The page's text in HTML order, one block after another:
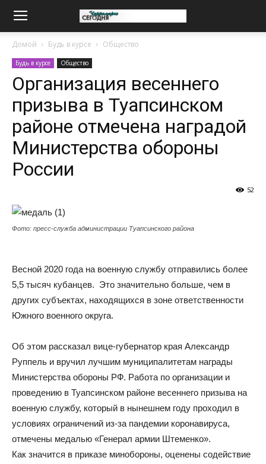
Домой Будь в курсе Общество
Будь в курсе Общество
Организация весеннего
призыва в Туапсинском
районе отмечена наградой
Министерства обороны
России
52
Фото: пресс-служба администрации Туапсинского района
Весной 2020 года на военную службу отправились более
5,5 тысяч кубанцев. Это значительно больше, чем в
других субъектах, находящихся в зоне ответственности
Южного военного округа.
Об этом рассказал вице-губернатор края Александр
Руппель и вручил лучшим муниципалитетам награды
Министерства обороны РФ. Работа по организации и
проведению в Туапсинском районе весеннего призыва на
военную службу, который в нынешнем году проходил в
условиях ограничений из-за пандемии коронавируса,
отмечены медалью «Генерал армии Штеменко».
Как значится в приказе минобороны, оценены содействие